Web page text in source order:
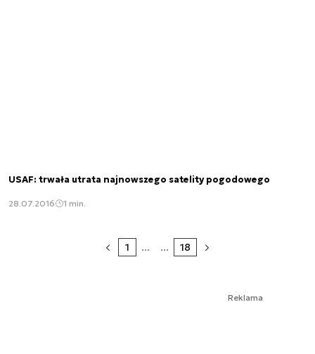
USAF: trwała utrata najnowszego satelity pogodowego
28.07.2016 1 min.
1 ... ... 18
Reklama